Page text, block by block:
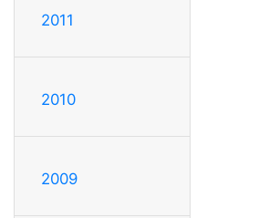
2011
2010
2009